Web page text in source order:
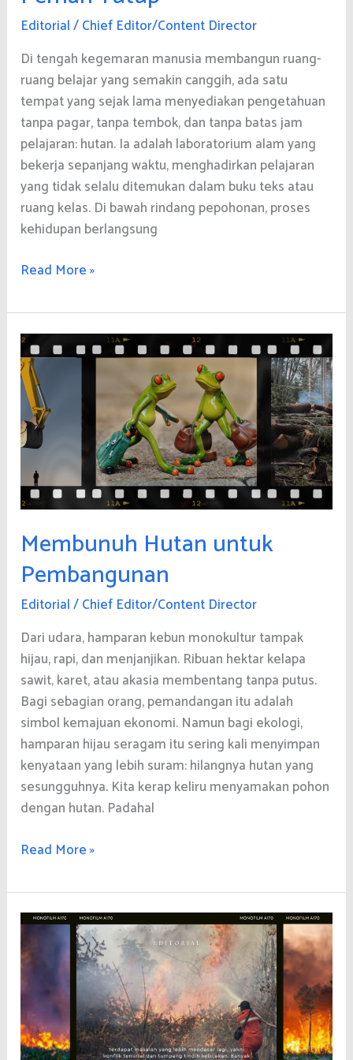
Editorial/Chief Editor/Content Director
Di tengah kegemaran manusia membangun ruang-
ruang belajar yang semakin canggih, ada satu
tempat yang sejak lama menyediakan pengetahuan
tanpa pagar, tanpa tembok, dan tanpa batas jam
pelajaran: hutan. Ia adalah laboratorium alam yang
bekerja sepanjang waktu, menghadirkan pelajaran
yang tidak selalu ditemukan dalam buku teks atau
ruang kelas. Di bawah rindang pepohonan, proses
kehidupan berlangsung
Hutan,
yang
Tak
Pernah
Tutup
Read More »
Membunuh Hutan untuk
Pembangunan
Editorial/Chief Editor/Content Director
Dari udara, hamparan kebun monokultur tampak
hijau, rapi, dan menjanjikan. Ribuan hektar kelapa
sawit, karet, atau akasia membentang tanpa putus.
Bagi sebagian orang, pemandangan itu adalah
simbol kemajuan ekonomi. Namun bagi ekologi,
hamparan hijau seragam itu sering kali menyimpan
kenyataan yang lebih suram: hilangnya hutan yang
sesungguhnya. Kita kerap keliru menyamakan pohon
dengan hutan. Padahal
Membunuh
untuk
Pembangunan
Read More »